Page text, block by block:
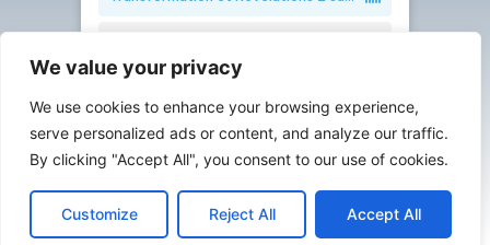
We value your privacy
We use cookies to enhance your browsing experience,
serve personalized ads or content, and analyze our traffic.
By clicking "Accept All", you consent to our use of cookies.
Customize Reject All Accept All